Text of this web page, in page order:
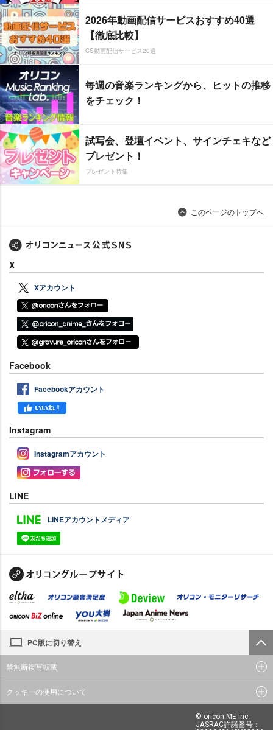
2026年動画配信サービスおすすめ40選
【徹底比較】
CS動画配信サービス20選
毎週の音楽ランキングから、ヒットの推移
をチェック！
試写会、登壇イベント、サインチェキなど
プレゼント！
プレゼント特集
このページのトップへ
X
Xアカウント
Facebook
Facebookアカウント
Instagram
Instagramアカウント
LINE
LINEアカウントメディア
PC版に切り替え
禁無断複写転載
クッキーの使用について
© oricon ME inc.
JASRAC許諾番号：